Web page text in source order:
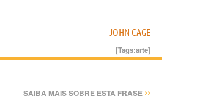
JOHN CAGE
[Tags:arte]
SAIBA MAIS SOBRE ESTA FRASE ››